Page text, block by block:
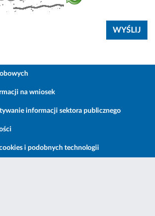
na wniosek
informacji sektora publicznego
i podobnych technologii